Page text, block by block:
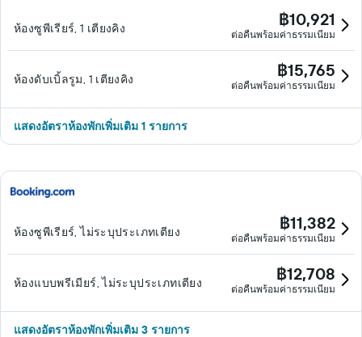
ห้องซูพีเรียร์, 1 เตียงคิง ฿10,921
ต่อคืนพร้อมค่าธรรมเนียม
ห้องดับเบิ้ลรูม, 1 เตียงคิง ฿15,765
ต่อคืนพร้อมค่าธรรมเนียม
แสดงอัตราห้องพักเพิ่มเติม 1 รายการ
ห้องซูพีเรียร์, ไม่ระบุประเภทเตียง ฿11,382
ต่อคืนพร้อมค่าธรรมเนียม
ห้องแบบพรีเมียร์, ไม่ระบุประเภทเตียง ฿12,708
ต่อคืนพร้อมค่าธรรมเนียม
แสดงอัตราห้องพักเพิ่มเติม 3 รายการ